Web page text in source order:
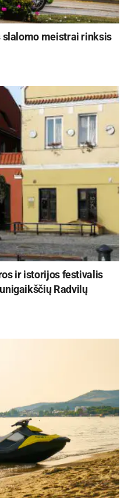
slalomo meistrai rinksis
ir istorijos festivalis
Radvilų